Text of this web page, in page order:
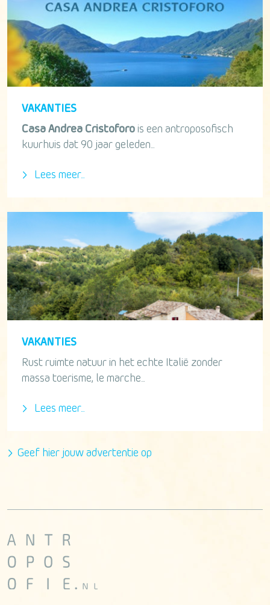
VAKANTIES
Casa Andrea Cristoforo is een antroposofisch
kuurhuis dat 90 jaar geleden...
Lees meer...
VAKANTIES
Rust ruimte natuur in het echte Italië zonder
massa toerisme, le marche...
Lees meer...
Geef hier jouw advertentie op